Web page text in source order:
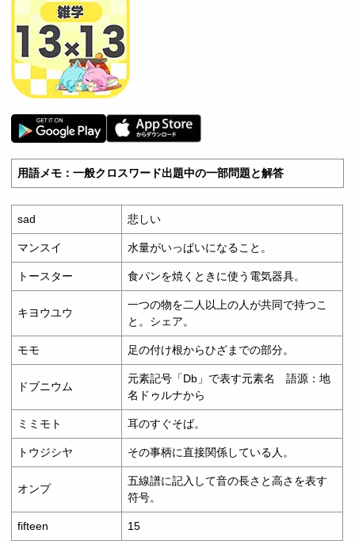
用語メモ：一般クロスワード出題中の一部問題と解答
sad 悲しい
マンスイ 水量がいっぱいになること。
トースター 食パンを焼くときに使う電気器具。
キヨウユウ
一つの物を二人以上の人が共同で持つこ
と。シェア。
モモ 足の付け根からひざまでの部分。
ドブニウム
元素記号「Db」で表す元素名 語源：地
名ドゥルナから
ミミモト 耳のすぐそば。
トウジシヤ その事柄に直接関係している人。
オンプ
五線譜に記入して音の長さと高さを表す
符号。
fifteen 15